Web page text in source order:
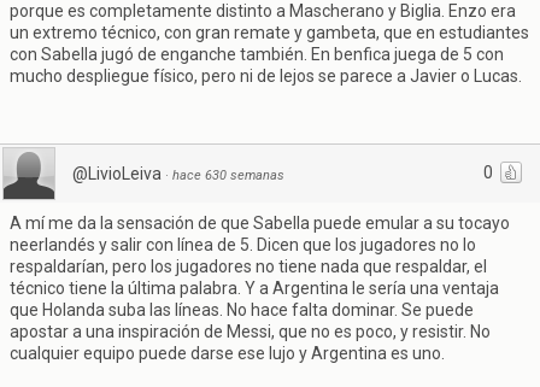
porque es completamente distinto a Mascherano y Biglia. Enzo era
un extremo técnico, con gran remate y gambeta, que en estudiantes
con Sabella jugó de enganche también. En benfica juega de 5 con
mucho despliegue físico, pero ni de lejos se parece a Javier o Lucas.
0
@LivioLeiva · hace 630 semanas
A mí me da la sensación de que Sabella puede emular a su tocayo
neerlandés y salir con línea de 5. Dicen que los jugadores no lo
respaldarían, pero los jugadores no tiene nada que respaldar, el
técnico tiene la última palabra. Y a Argentina le sería una ventaja
que Holanda suba las líneas. No hace falta dominar. Se puede
apostar a una inspiración de Messi, que no es poco, y resistir. No
cualquier equipo puede darse ese lujo y Argentina es uno.